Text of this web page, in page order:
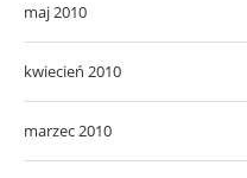
maj 2010
kwiecień 2010
marzec 2010